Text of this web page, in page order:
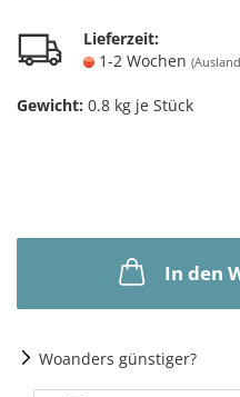
Lieferzeit:
1-2 Wochen
Gewicht: 0.8 kg je Stück
In den
Woanders günstiger?